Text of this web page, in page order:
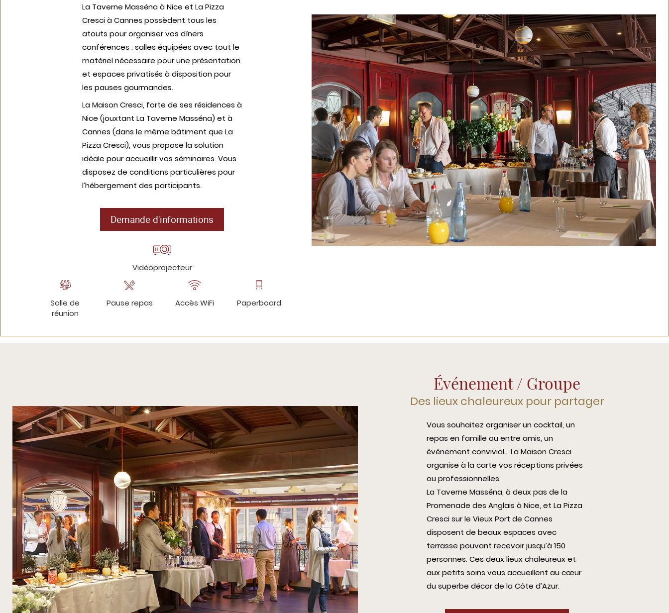
La Taverne Masséna à Nice et La Pizza
Cresci à Cannes possèdent tous les
atouts pour organiser vos dîners
conférences : salles équipées avec tout le
matériel nécessaire pour une présentation
et espaces privatisés à disposition pour
les pauses gourmandes.
La Maison Cresci, forte de ses résidences à
Nice (jouxtant La Taverne Masséna) et à
Cannes (dans le même bâtiment que La
Pizza Cresci), vous propose la solution
idéale pour accueillir vos séminaires. Vous
disposez de conditions particulières pour
l’hébergement des participants.
Demande d'informations
Salle de
réunion
Pause repas Accès WiFi Paperboard
Vidéoprojecteur
Événement / Groupe
Des lieux chaleureux pour partager
Vous souhaitez organiser un cocktail, un
repas en famille ou entre amis, un
événement convivial… La Maison Cresci
organise à la carte vos réceptions privées
ou professionnelles.
La Taverne Masséna, à deux pas de la
Promenade des Anglais à Nice, et La Pizza
Cresci sur le Vieux Port de Cannes
disposent de beaux espaces avec
terrasse pouvant recevoir jusqu’à 150
personnes. Ces deux lieux chaleureux et
aux petits soins vous accueillent au cœur
du superbe décor de la Côte d’Azur.